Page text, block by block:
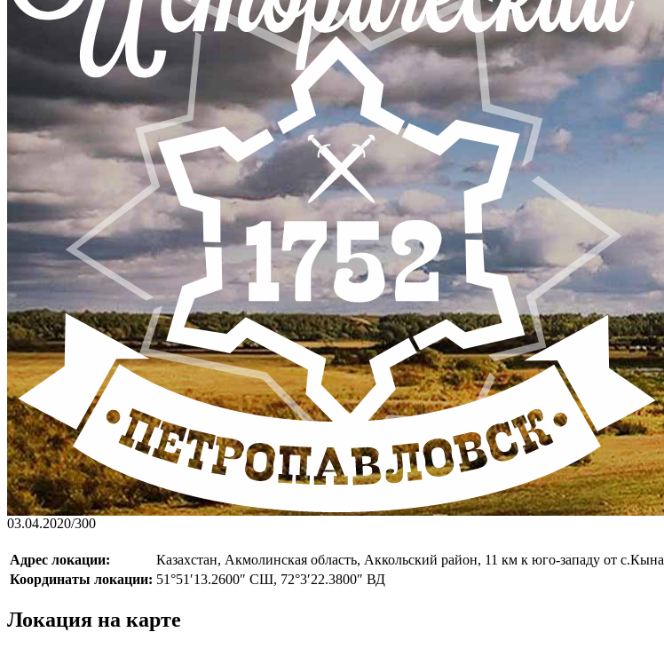
03.04.2020/300
Адрес локации:
Казахстан, Акмолинская область, Аккольский район, 11 км к юго-западу от с.Кына
Координаты локации: 51°51′13.2600″ СШ, 72°3′22.3800″ ВД
Локация на карте